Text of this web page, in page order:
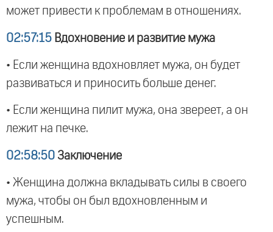
может привести к проблемам в отношениях.
02:57:15 Вдохновение и развитие мужа
• Если женщина вдохновляет мужа, он будет
развиваться и приносить больше денег.
• Если женщина пилит мужа, она звереет, а он
лежит на печке.
02:58:50 Заключение
• Женщина должна вкладывать силы в своего
мужа, чтобы он был вдохновленным и
успешным.